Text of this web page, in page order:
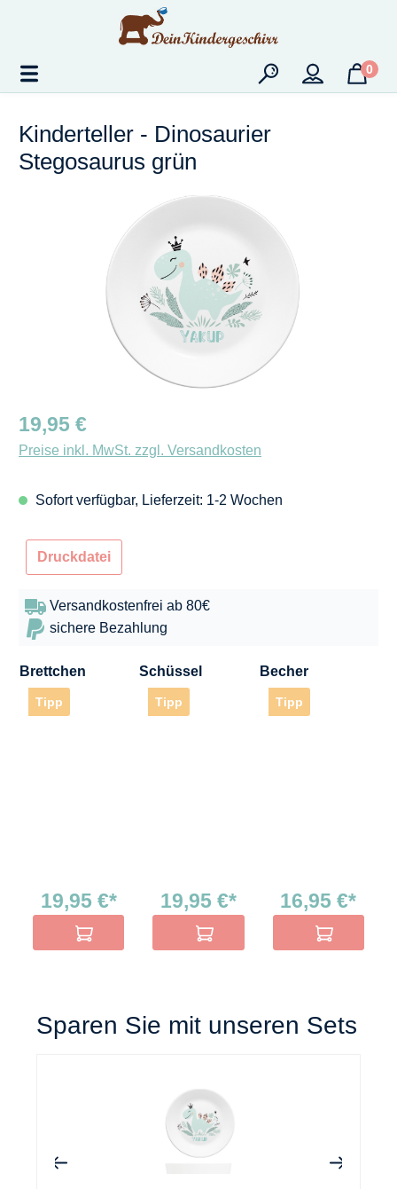
Zum Hauptinhalt springen
0
Kinderteller - Dinosaurier
Stegosaurus grün
Tipp
Brettchen
19,95 €*
In den Warenkorb
Tipp
Schüssel
19,95 €*
In den Warenkorb
Tipp
Becher
16,95 €*
In den
Bildergalerie überspringen
Regulärer Preis:
19,95 €
Preise inkl. MwSt. zzgl. Versandkosten
Sofort verfügbar, Lieferzeit: 1-2 Wochen
Druckdatei
Versandkostenfrei ab 80€
sichere Bezahlung
Sparen Sie mit unseren Sets